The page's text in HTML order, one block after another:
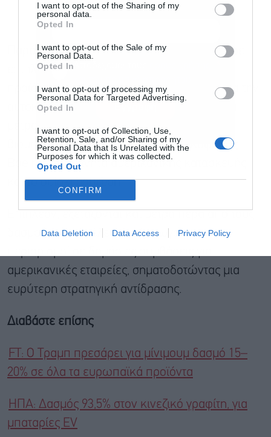
I want to opt-out of the Sharing of my
personal data.
Opted In
I want to opt-out of the Sale of my
Personal Data.
Opted In
I want to opt-out of processing my
Personal Data for Targeted Advertising.
Opted In
I want to opt-out of Collection, Use,
Retention, Sale, and/or Sharing of my
Personal Data that Is Unrelated with the
Purposes for which it was collected.
Opted Out
CONFIRM
Data Deletion Data Access Privacy Policy
Παράλληλα, υπάρχει μια λίστα με δασμούς σε
επιπλέον 72 δισ. ευρώ αμερικανικών
προϊόντων, ως απάντηση στους δασμούς για την
αυτοκινητοβιομηχανία και τα «ανταποδοτικά
μέτρα» του Τραμπ. Η λίστα περιλαμβάνει
βιομηχανικά προϊόντα όπως αεροσκάφη της
Boeing, αυτοκίνητα αμερικανικής κατασκευής
και το ουίσκι bourbon.
δασμούς, όπως έλεγχοι εξαγωγών και
αμερικανικές εταιρείες, σηματοδοτώντας μια
ευρύτερη στρατηγική αντίδρασης.
Διαβάστε επίσης
FT: Ο Τραμπ πρεσάρει για μίνιμουμ δασμό 15–
20% σε όλα τα ευρωπαϊκά προϊόντα
ΗΠΑ: Δασμός 93,5% στον κινεζικό γραφίτη, για
μπαταρίες EV
Αποδέχομαι τους